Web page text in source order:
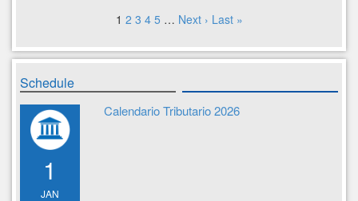
1 2 3 4 5 … Next › Last »
Schedule
1
JAN
Calendario Tributario 2026